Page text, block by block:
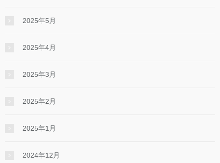
2025年5月
2025年4月
2025年3月
2025年2月
2025年1月
2024年12月